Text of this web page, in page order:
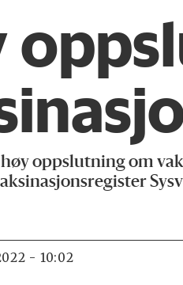
oppslutning om
- 10:02